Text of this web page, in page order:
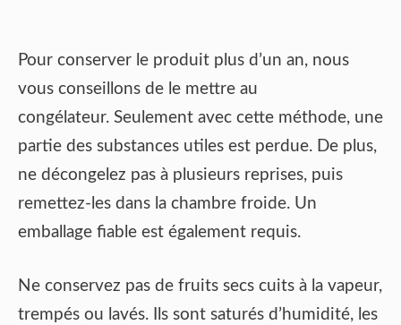
Pour conserver le produit plus d’un an, nous
vous conseillons de le mettre au
congélateur. Seulement avec cette méthode, une
partie des substances utiles est perdue. De plus,
ne décongelez pas à plusieurs reprises, puis
remettez-les dans la chambre froide. Un
emballage fiable est également requis.
Ne conservez pas de fruits secs cuits à la vapeur,
trempés ou lavés. Ils sont saturés d’humidité, les